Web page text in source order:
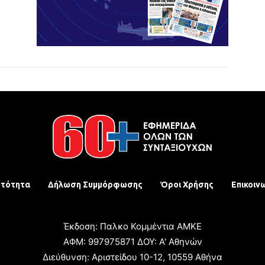
Δήλωση Συμμόρφωσης Όροι Χρήσης
Έκδοση: Παλκο Κομμέντια ΑΜΚΕ
ΑΦΜ: 997975871 ΔΟΥ: Α' Αθηνών
Διεύθυνση: Αριστείδου 10-12, 10559 Αθήνα